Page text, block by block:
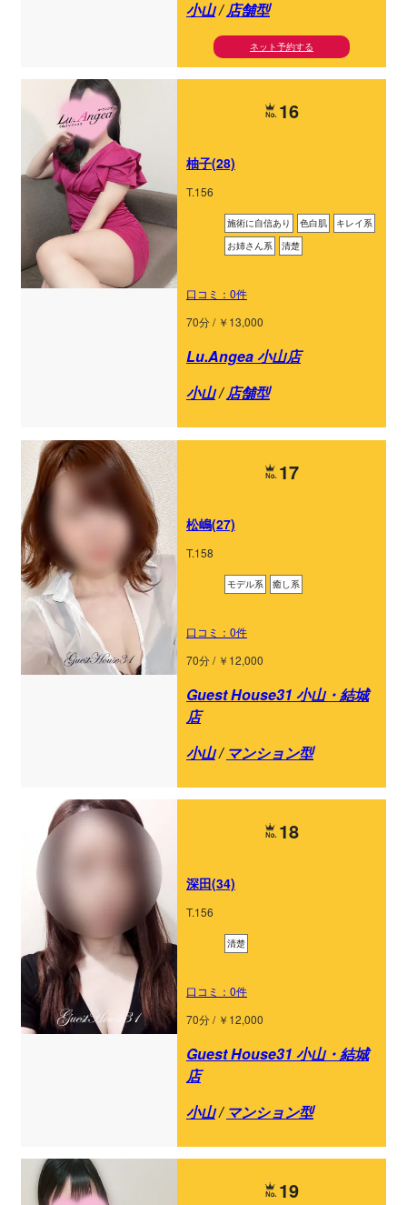
小山/店舗型
ネット予約する
16
柚子(28)
T.156
施術に自信あり 色白肌
キレイ系
お姉さん系
清楚
口コミ：0件
70分 / ￥13,000
Lu.Angea 小山店
小山/店舗型
17
松嶋(27)
T.158
モデル系 癒し系
口コミ：0件
70分 / ￥12,000
Guest House31 小山・結城
店
小山/ マンション型
18
深田(34)
T.156
清楚
口コミ：0件
70分 / ￥12,000
Guest House31 小山・結城
店
小山/ マンション型
19